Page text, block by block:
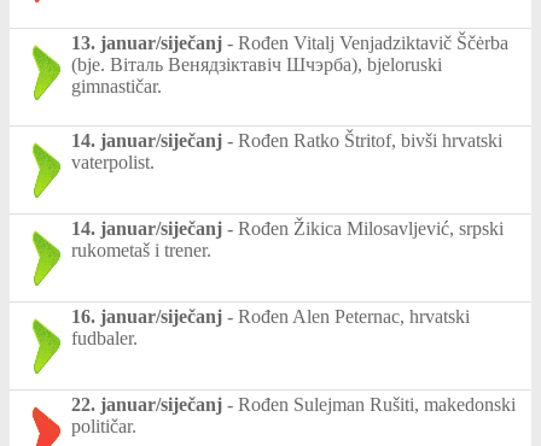
13. januar/siječanj - Rođen Vitalj Venjadziktavič Ščėrba
(bje. Віталь Венядзіктавіч Шчэрба), bjeloruski
gimnastičar.
14. januar/siječanj - Rođen Ratko Štritof, bivši hrvatski
vaterpolist.
14. januar/siječanj - Rođen Žikica Milosavljević, srpski
rukometaš i trener.
16. januar/siječanj - Rođen Alen Peternac, hrvatski
fudbaler.
22. januar/siječanj - Rođen Sulejman Rušiti, makedonski
političar.